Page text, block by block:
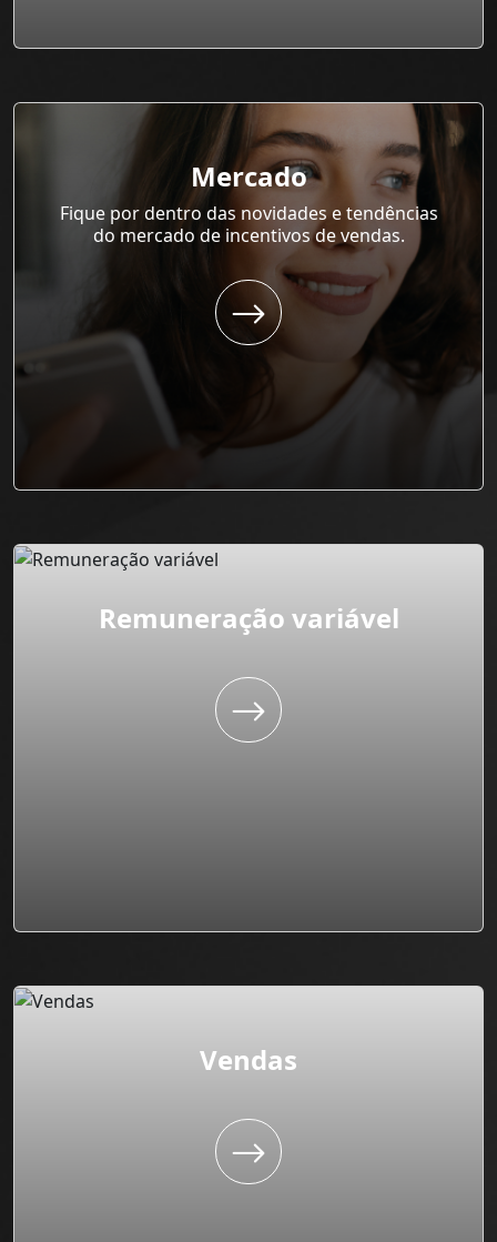
Mercado
Fique por dentro das novidades e tendências
do mercado de incentivos de vendas.
Remuneração variável
Vendas